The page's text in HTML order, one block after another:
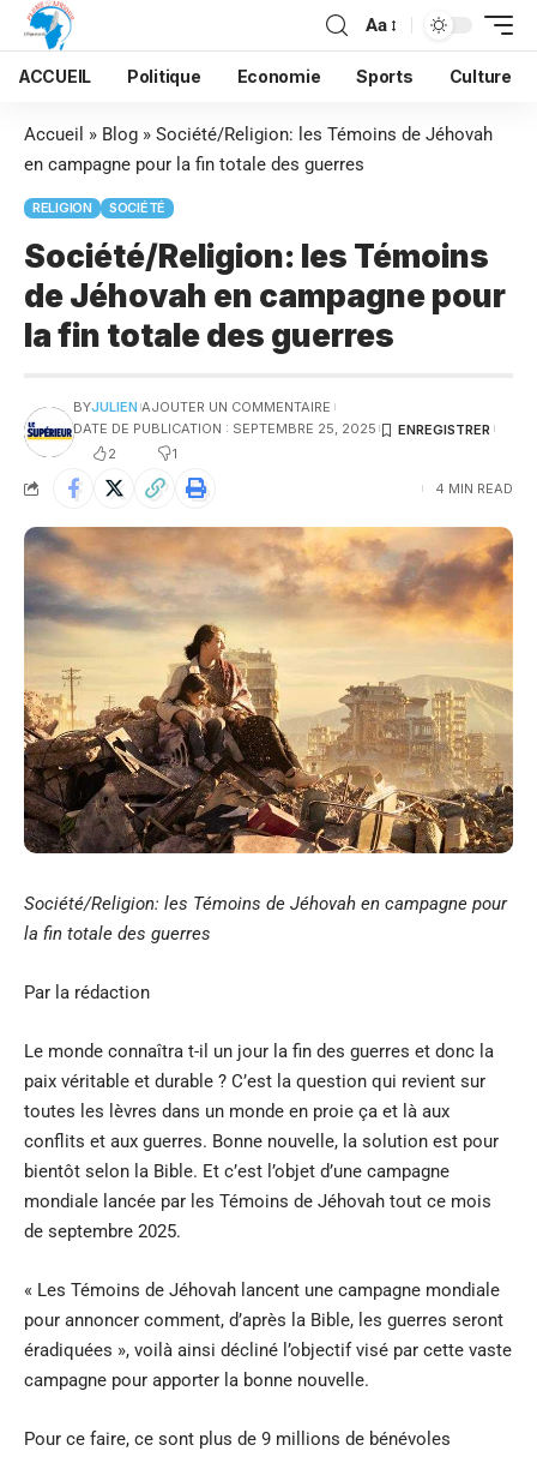
Aa
ACCUEIL Politique Economie Sports Culture
Accueil » Blog » Société/Religion: les Témoins de Jéhovah
en campagne pour la fin totale des guerres
RELIGION SOCIÉTÉ
Société/Religion: les Témoins
de Jéhovah en campagne pour
la fin totale des guerres
BYJULIEN AJOUTER UN COMMENTAIRE
DATE DE PUBLICATION : SEPTEMBRE 25, 2025
2
1
4 MIN READ
Société/Religion: les Témoins de Jéhovah en campagne pour
la fin totale des guerres
Par la rédaction
Le monde connaîtra t-il un jour la fin des guerres et donc la
paix véritable et durable ? C’est la question qui revient sur
toutes les lèvres dans un monde en proie ça et là aux
conflits et aux guerres. Bonne nouvelle, la solution est pour
bientôt selon la Bible. Et c’est l’objet d’une campagne
mondiale lancée par les Témoins de Jéhovah tout ce mois
de septembre 2025.
« Les Témoins de Jéhovah lancent une campagne mondiale
pour annoncer comment, d’après la Bible, les guerres seront
éradiquées », voilà ainsi décliné l’objectif visé par cette vaste
campagne pour apporter la bonne nouvelle.
Pour ce faire, ce sont plus de 9 millions de bénévoles